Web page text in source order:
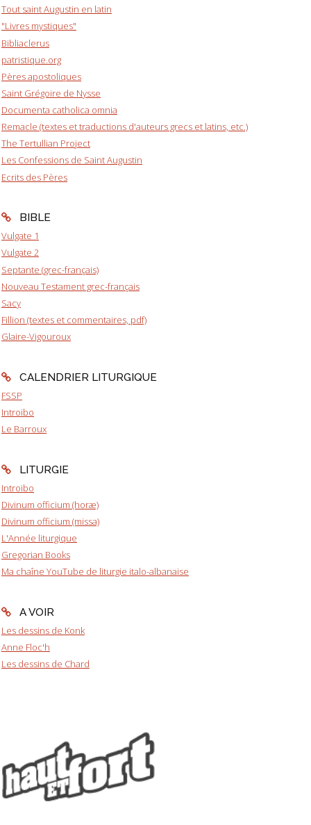
Tout saint Augustin en latin
"Livres mystiques"
Bibliaclerus
patristique.org
Pères apostoliques
Saint Grégoire de Nysse
Documenta catholica omnia
Remacle (textes et traductions d'auteurs grecs et latins, etc.)
The Tertullian Project
Les Confessions de Saint Augustin
Ecrits des Pères
BIBLE
Vulgate 1
Vulgate 2
Septante (grec-français)
Nouveau Testament grec-français
Sacy
Fillion (textes et commentaires, pdf)
Glaire-Vigouroux
CALENDRIER LITURGIQUE
FSSP
Introibo
Le Barroux
LITURGIE
Introibo
Divinum officium (horæ)
Divinum officium (missa)
L'Année liturgique
Gregorian Books
Ma chaîne YouTube de liturgie italo-albanaise
A VOIR
Les dessins de Konk
Anne Floc'h
Les dessins de Chard